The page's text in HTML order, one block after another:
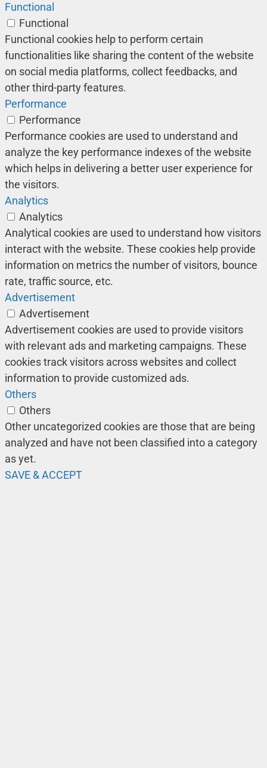
Functional
Functional
Functional cookies help to perform certain
functionalities like sharing the content of the website
on social media platforms, collect feedbacks, and
other third-party features.
Performance
Performance
Performance cookies are used to understand and
analyze the key performance indexes of the website
which helps in delivering a better user experience for
the visitors.
Analytics
Analytics
Analytical cookies are used to understand how visitors
interact with the website. These cookies help provide
information on metrics the number of visitors, bounce
rate, traffic source, etc.
Advertisement
Advertisement
Advertisement cookies are used to provide visitors
with relevant ads and marketing campaigns. These
cookies track visitors across websites and collect
information to provide customized ads.
Others
Others
Other uncategorized cookies are those that are being
analyzed and have not been classified into a category
as yet.
SAVE & ACCEPT